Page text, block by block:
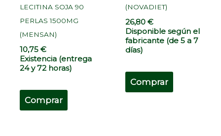
LECITINA SOJA 90
PERLAS 1500MG
(MENSAN)
10,75€
Existencia (entrega
24 y 72 horas)
Comprar
(NOVADIET)
26,80€
Disponible según el
fabricante (de 5 a 7
días)
Comprar